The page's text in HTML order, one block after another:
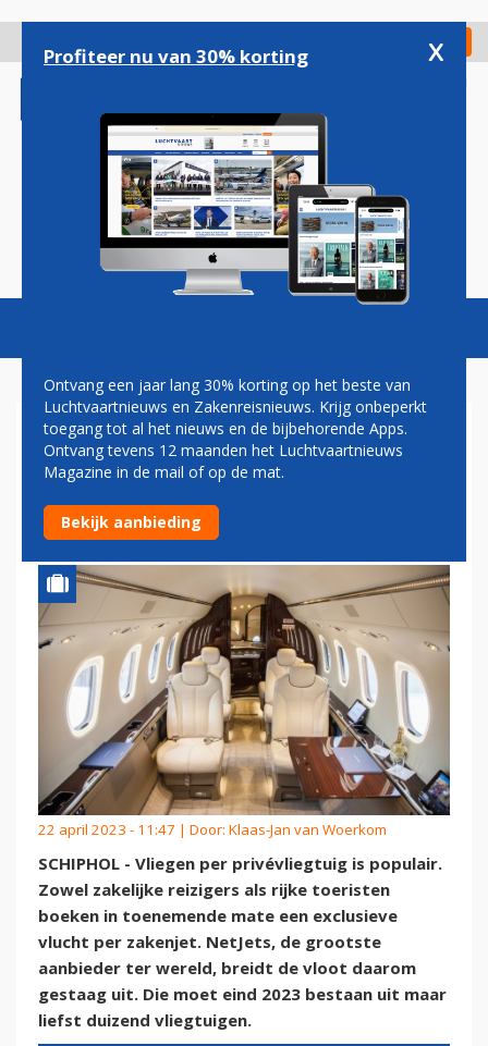
gaan
Check in
Magazine Podcasts Vacatures
PRIVÉVLUCHTEN ZIJN IN
TREK: NETJETS GROEIT NAAR
DUIZEND VLIEGTUIGEN
22 april 2023 - 11:47 | Door: Klaas-Jan van Woerkom
SCHIPHOL - Vliegen per privévliegtuig is populair.
Zowel zakelijke reizigers als rijke toeristen
boeken in toenemende mate een exclusieve
vlucht per zakenjet. NetJets, de grootste
aanbieder ter wereld, breidt de vloot daarom
gestaag uit. Die moet eind 2023 bestaan uit maar
liefst duizend vliegtuigen.
Profiteer nu van 30% korting x
Ontvang een jaar lang 30% korting op het beste van
Luchtvaartnieuws en Zakenreisnieuws. Krijg onbeperkt
toegang tot al het nieuws en de bijbehorende Apps.
Ontvang tevens 12 maanden het Luchtvaartnieuws
Magazine in de mail of op de mat.
Bekijk aanbieding